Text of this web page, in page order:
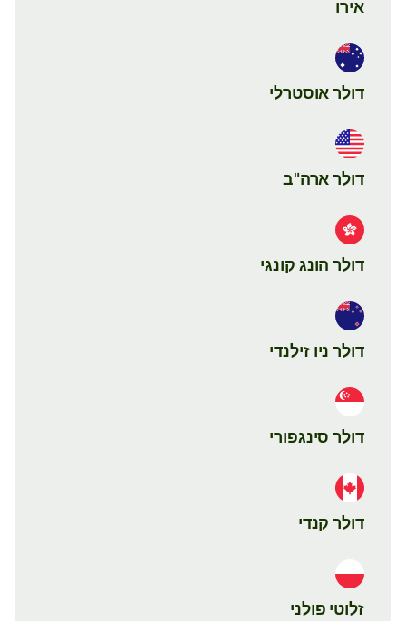
אירו
דולר אוסטרלי
דולר ארה"ב
דולר הונג קונגי
דולר ניו זילנדי
דולר סינגפורי
דולר קנדי
זלוטי פולני